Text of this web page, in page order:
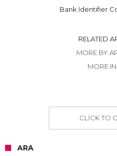
Bank Identifier
RELATED
MORE BY
MORE
CLICK TO
ARA